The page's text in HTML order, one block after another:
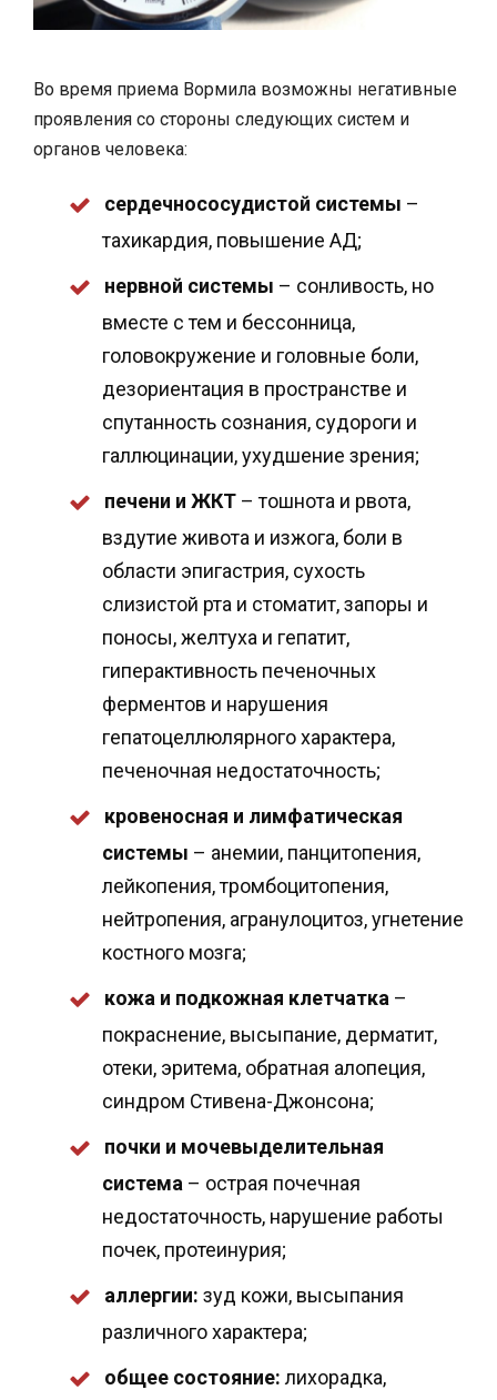
Во время приема Вормила возможны негативные
проявления со стороны следующих систем и
органов человека:
сердечнососудистой системы –
тахикардия, повышение АД;
нервной системы – сонливость, но
вместе с тем и бессонница,
головокружение и головные боли,
дезориентация в пространстве и
спутанность сознания, судороги и
галлюцинации, ухудшение зрения;
печени и ЖКТ – тошнота и рвота,
вздутие живота и изжога, боли в
области эпигастрия, сухость
слизистой рта и стоматит, запоры и
поносы, желтуха и гепатит,
гиперактивность печеночных
ферментов и нарушения
гепатоцеллюлярного характера,
печеночная недостаточность;
кровеносная и лимфатическая
системы – анемии, панцитопения,
лейкопения, тромбоцитопения,
нейтропения, агранулоцитоз, угнетение
костного мозга;
кожа и подкожная клетчатка –
покраснение, высыпание, дерматит,
отеки, эритема, обратная алопеция,
синдром Стивена-Джонсона;
почки и мочевыделительная
система – острая почечная
недостаточность, нарушение работы
почек, протеинурия;
аллергии: зуд кожи, высыпания
различного характера;
общее состояние: лихорадка,